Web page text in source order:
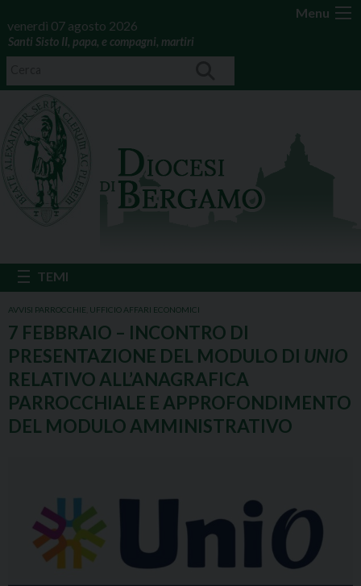
Menu
venerdì 07 agosto 2026
Santi Sisto II, papa, e compagni, martiri
AVVISI PARROCCHIE UFFICIO AFFARI ECONOMICI
7 FEBBRAIO – INCONTRO DI
PRESENTAZIONE DEL MODULO DI UNIO
RELATIVO ALL’ANAGRAFICA
PARROCCHIALE E APPROFONDIMENTO
DEL MODULO AMMINISTRATIVO